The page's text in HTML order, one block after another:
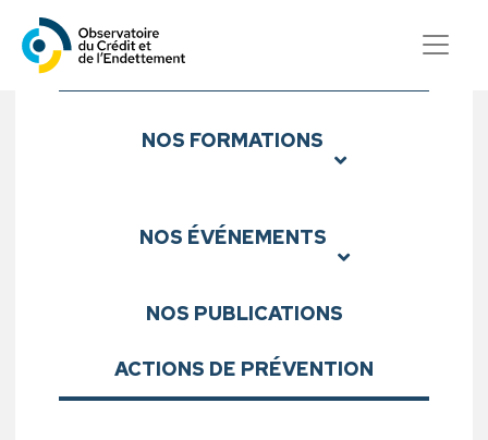
Observatoire du Crédit et
Sous-menu
NOS FORMATIONS
NOS ÉVÉNEMENTS
NOS PUBLICATIONS
ACTIONS DE PRÉVENTION